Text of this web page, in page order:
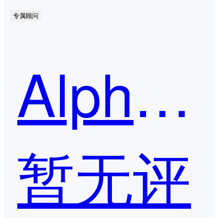
专属顾问
AlphaFlow RPA
暂无评